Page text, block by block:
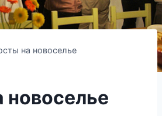
на новоселье
новоселье